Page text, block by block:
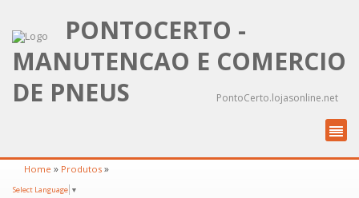
PONTOCERTO -
MANUTENCAO E COMERCIO
DE PNEUS
PontoCerto.lojasonline.net
Home » Produtos »
Select Language ▼